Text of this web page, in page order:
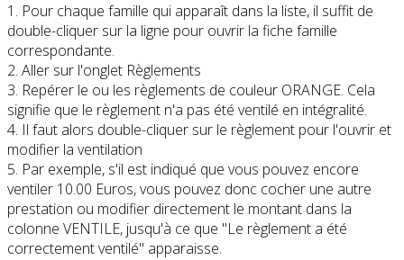
1. Pour chaque famille qui apparaît dans la liste, il suffit de
double-cliquer sur la ligne pour ouvrir la fiche famille
correspondante.
2. Aller sur l'onglet Règlements
3. Repérer le ou les règlements de couleur ORANGE. Cela
signifie que le règlement n'a pas été ventilé en intégralité.
4. Il faut alors double-cliquer sur le règlement pour l'ouvrir et
modifier la ventilation
5. Par exemple, s'il est indiqué que vous pouvez encore
ventiler 10.00 Euros, vous pouvez donc cocher une autre
prestation ou modifier directement le montant dans la
colonne VENTILE, jusqu'à ce que "Le règlement a été
correctement ventilé" apparaisse.